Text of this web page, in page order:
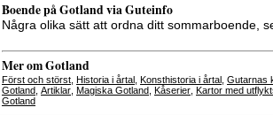
Boende på Gotland via Guteinfo
Några olika sätt att ordna ditt sommarboende,
Mer om Gotland
Först och störst Historia i årtal Konsthistoria i årtal Gutarnas
Gotland Artiklar Magiska Gotland Kåserier Kartor med
Gotland